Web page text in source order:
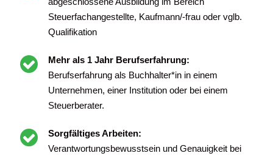
Steuerfachangestellte, Kaufmann/-frau oder vglb.
Qualifikation
Mehr als 1 Jahr Berufserfahrung:
Berufserfahrung als Buchhalter*in in einem
Unternehmen, einer Institution oder bei einem
Steuerberater.
Sorgfältiges Arbeiten:
Verantwortungsbewusstsein und Genauigkeit bei